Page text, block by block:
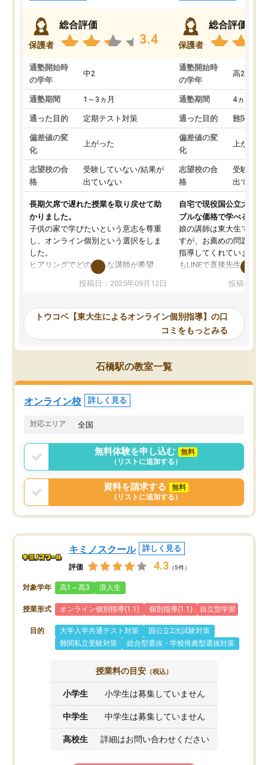
保護者
総合評価
3.4
通塾開始時
の学年
中2
通塾期間 1～3ヵ月
通った目的 定期テスト対策
偏差値の変
化
上がった
志望校の合
格
受験していない/結果が
出ていない
長期欠席で遅れた授業を取り戻せて助
かりました。
子供の家で学びたいという意志を尊重
し、オンライン個別という選択をしま
した。
ヒアリングでどのような講師が希望
か、オプションは付帯するかなど選ぶ
事が出来ました。
ーティングを行い、その講師で良いか
見てから講師を決定する事ができま
す。
うちの子は、初回面談の講師の方で決
オンラインツールを使用した単語帳の
共有があり宿題もそちらで出される形
でした。
言う事で講師変更の申し出があり、あ
まりに短期での変更だった為、塾に通
う事にして退会しました。遅れも取り
戻せ、授業内容や講師の方は良かった
と思います。
投稿日：2025年09月12日
保護者
総合評価
通塾開始時
の学年
高2
通塾期間 4ヵ月～1
通った目的 難関私立
偏差値の変
化
上がった
志望校の合
格
受験して
出ていな
自宅で現役国公立大学生
ブルな価格で学べる
娘の講師は東大生では無
すが、お薦めの問題集や
指導してくれています。
もLINEで直接先生に質問
めれるので、個人に合
いなのがあり(有料)、受
ことをどんなスケジュー
くか相談したのですが、
ち期待したものではなく
くなってきたようなので
投稿日：
トウコベ【東大生によるオンライン個別指導】の口
コミをもっとみる
石橋駅の教室一覧
オンライン校 詳しく見る
対応エリア 全国
無料体験を申し込む
無料
（リストに追加する）
資料を請求する
無料
（リストに追加する）
キミノスクール 詳しく見る
評価 4.3 （5件）
対象学年 高1～高3 浪人生
授業形式 オンライン個別指導(1:1) 個別指導(1:1) 自立型学習
目的 大学入学共通テスト対策
国公立2次試験対策
難関私立受験対策
総合型選抜・学校推薦型選抜対策
授業料の目安 （税込）
小学生 小学生は募集していません
中学生 中学生は募集していません
高校生 詳細はお問い合わせください